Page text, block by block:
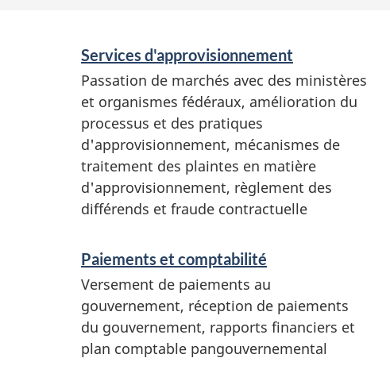
d
l
i
n
k
S
e
r
v
i
c
e
s
e
t
r
e
Services d'approvisionnement
Passation de marchés avec des ministères
et organismes fédéraux, amélioration du
processus et des pratiques
d'approvisionnement, mécanismes de
traitement des plaintes en matière
d'approvisionnement, règlement des
différends et fraude contractuelle
Paiements et comptabilité
Versement de paiements au
gouvernement, réception de paiements
du gouvernement, rapports financiers et
plan comptable pangouvernemental